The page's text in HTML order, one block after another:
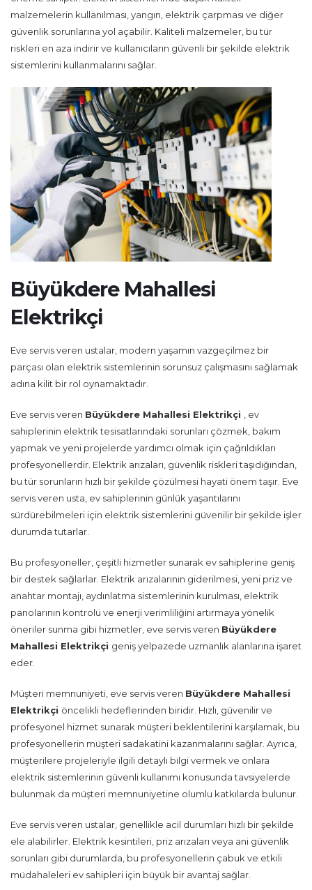
malzemelerin kullanılması, yangın, elektrik çarpması ve diğer
güvenlik sorunlarına yol açabilir. Kaliteli malzemeler, bu tür
riskleri en aza indirir ve kullanıcıların güvenli bir şekilde elektrik
sistemlerini kullanmalarını sağlar.
Büyükdere Mahallesi
Elektrikçi
Eve servis veren ustalar, modern yaşamın vazgeçilmez bir
parçası olan elektrik sistemlerinin sorunsuz çalışmasını sağlamak
adına kilit bir rol oynamaktadır.
Eve servis veren Büyükdere Mahallesi Elektrikçi
, ev
sahiplerinin elektrik tesisatlarındaki sorunları çözmek, bakım
yapmak ve yeni projelerde yardımcı olmak için çağrıldıkları
profesyonellerdir. Elektrik arızaları, güvenlik riskleri taşıdığından,
bu tür sorunların hızlı bir şekilde çözülmesi hayati önem taşır. Eve
servis veren usta, ev sahiplerinin günlük yaşantılarını
sürdürebilmeleri için elektrik sistemlerini güvenilir bir şekilde işler
durumda tutarlar.
Bu profesyoneller, çeşitli hizmetler sunarak ev sahiplerine geniş
bir destek sağlarlar. Elektrik arızalarının giderilmesi, yeni priz ve
anahtar montajı, aydınlatma sistemlerinin kurulması, elektrik
panolarının kontrolü ve enerji verimliliğini artırmaya yönelik
öneriler sunma gibi hizmetler, eve servis veren Büyükdere
Mahallesi Elektrikçi geniş yelpazede uzmanlık alanlarına işaret
eder.
Müşteri memnuniyeti, eve servis veren Büyükdere Mahallesi
Elektrikçi öncelikli hedeflerinden biridir. Hızlı, güvenilir ve
profesyonel hizmet sunarak müşteri beklentilerini karşılamak, bu
profesyonellerin müşteri sadakatini kazanmalarını sağlar. Ayrıca,
müşterilere projeleriyle ilgili detaylı bilgi vermek ve onlara
elektrik sistemlerinin güvenli kullanımı konusunda tavsiyelerde
bulunmak da müşteri memnuniyetine olumlu katkılarda bulunur.
Eve servis veren ustalar, genellikle acil durumları hızlı bir şekilde
ele alabilirler. Elektrik kesintileri, priz arızaları veya ani güvenlik
sorunları gibi durumlarda, bu profesyonellerin çabuk ve etkili
müdahaleleri ev sahipleri için büyük bir avantaj sağlar.